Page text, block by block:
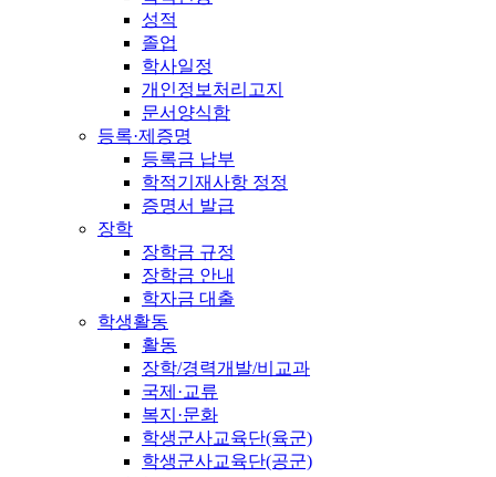
성적
졸업
학사일정
개인정보처리고지
문서양식함
등록·제증명
등록금 납부
학적기재사항 정정
증명서 발급
장학
장학금 규정
장학금 안내
학자금 대출
학생활동
활동
장학/경력개발/비교과
국제·교류
복지·문화
학생군사교육단(육군)
학생군사교육단(공군)